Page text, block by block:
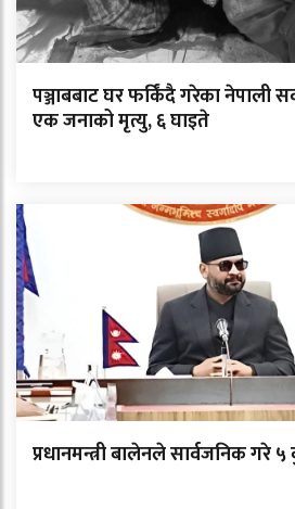
पञ्जाबबाट घर फर्किंदै गरेका नेपाली
एक जनाको मृत्यु, ६ घाइते
प्रधानमन्त्री बालेनले सार्वजनिक गरे